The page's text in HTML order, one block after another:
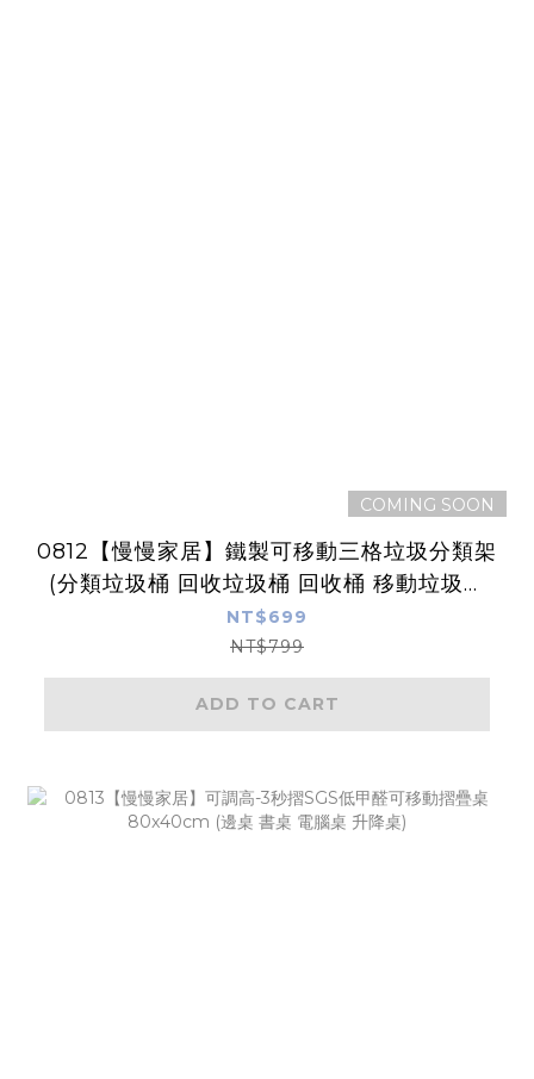
COMING SOON
0812【慢慢家居】鐵製可移動三格垃圾分類架
(分類垃圾桶 回收垃圾桶 回收桶 移動垃圾桶
資源回收)
NT$699
NT$799
ADD TO CART